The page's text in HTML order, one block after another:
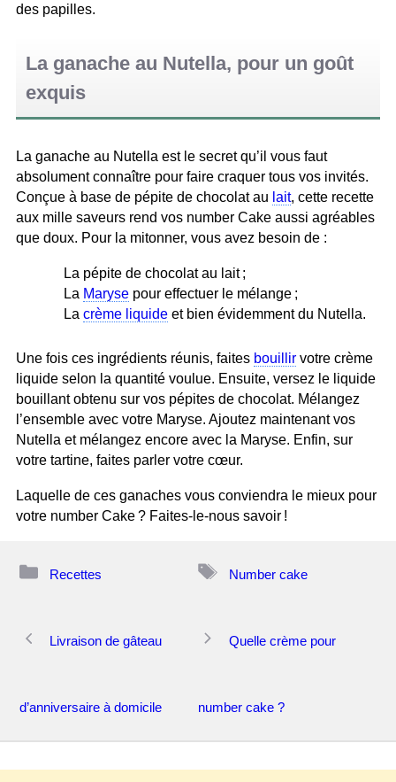
des papilles.
La ganache au Nutella, pour un goût
exquis
La ganache au Nutella est le secret qu’il vous faut
absolument connaître pour faire craquer tous vos invités.
Conçue à base de pépite de chocolat au lait, cette recette
aux mille saveurs rend vos number Cake aussi agréables
que doux. Pour la mitonner, vous avez besoin de :
La pépite de chocolat au lait ;
La Maryse pour effectuer le mélange ;
La crème liquide et bien évidemment du Nutella.
Une fois ces ingrédients réunis, faites bouillir votre crème
liquide selon la quantité voulue. Ensuite, versez le liquide
bouillant obtenu sur vos pépites de chocolat. Mélangez
l’ensemble avec votre Maryse. Ajoutez maintenant vos
Nutella et mélangez encore avec la Maryse. Enfin, sur
votre tartine, faites parler votre cœur.
Laquelle de ces ganaches vous conviendra le mieux pour
votre number Cake ? Faites-le-nous savoir !
Recettes Number cake
des
Livraison de gâteau
d’anniversaire à domicile
Quelle crème pour
number cake ?